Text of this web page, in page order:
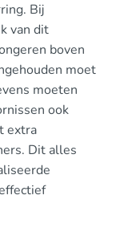
Bij
van dit
boven
moet
moeten
ook
extra
Dit alles